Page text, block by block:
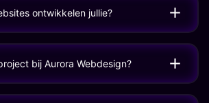
ontwikkelen jullie?
bij Aurora Webdesign?